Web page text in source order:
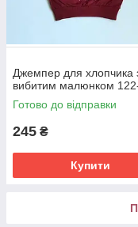
Джемпер для хлопчика
вибитим малюнком
Готово до відправки
245 ₴
Купити